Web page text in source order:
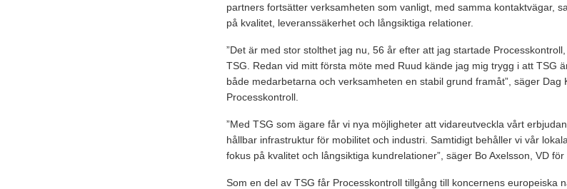
partners fortsätter verksamheten som vanligt, med samma kontaktvägar,
på kvalitet, leveranssäkerhet och långsiktiga relationer.
”Det är med stor stolthet jag nu, 56 år efter att jag startade
TSG. Redan vid mitt första möte med Ruud kände jag mig trygg i att TSG
både medarbetarna och verksamheten en stabil grund framåt”, säger Dag
Processkontroll.
”Med TSG som ägare får vi nya möjligheter att vidareutveckla vårt
hållbar infrastruktur för mobilitet och industri. Samtidigt behåller vi vår
fokus på kvalitet och långsiktiga kundrelationer”, säger Bo Axelsson, VD för
Som en del av TSG får Processkontroll tillgång till koncernens europeiska